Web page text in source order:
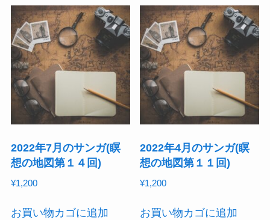
2022年7月のサンガ(瞑
想の地図第１４回)
¥1,200
お買い物カゴに追加
2022年4月のサンガ(瞑
想の地図第１１回)
¥1,200
お買い物カゴに追加